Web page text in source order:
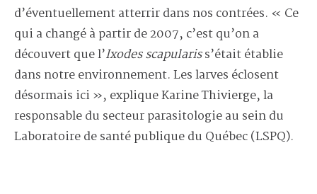
d’éventuellement atterrir dans nos contrées. « Ce
qui a changé à partir de 2007, c’est qu’on a
découvert que l’Ixodes scapulariss’était établie
dans notre environnement. Les larves éclosent
désormais ici », explique Karine Thivierge, la
responsable du secteur parasitologie au sein du
Laboratoire de santé publique du Québec (LSPQ).